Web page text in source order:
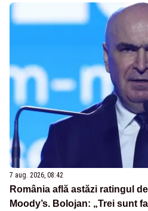
7 aug. 2026, 08:42
România află astăzi ratingul
Moody’s. Bolojan: „Trei sunt